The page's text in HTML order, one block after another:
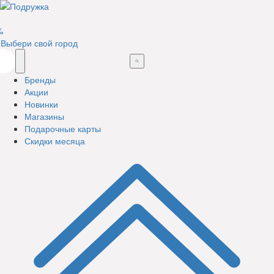
Выбери свой город
Бренды
Акции
Новинки
Магазины
Подарочные карты
Скидки месяца